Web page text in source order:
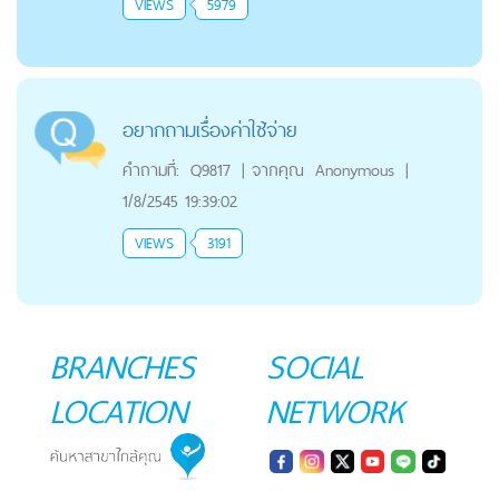
อยากถามเรื่องค่าใช้จ่าย
คำถามที่: Q9817 | จากคุณ Anonymous |
1/8/2545 19:39:02
VIEWS 3191
BRANCHES
LOCATION
SOCIAL
NETWORK